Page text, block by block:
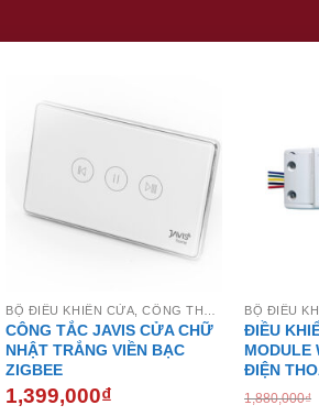
BỘ ĐIỀU KHIỂN CỬA, CỔNG THÔNG MINH
CÔNG TẮC JAVIS CỬA CHỮ
NHẬT TRẮNG VIỀN BẠC
ZIGBEE
1,399,000₫
ĐIỀU
MODULE
ĐIỆN
1,880,000₫